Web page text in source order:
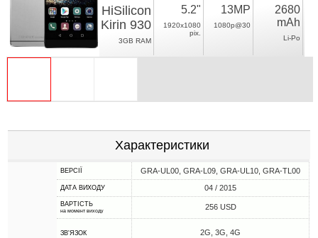
HiSilicon
Kirin 930
3GB RAM
5.2"
1920x1080
pix.
13MP
1080p@30
2680
mAh
Li-Po
Характеристики
ВЕРСІЇ GRA-UL00, GRA-L09, GRA-UL10, GRA-TL00
ДАТА ВИХОДУ 04 / 2015
ВАРТІСТЬ
на момент виходу 256 USD
ЗВ'ЯЗОК 2G, 3G, 4G